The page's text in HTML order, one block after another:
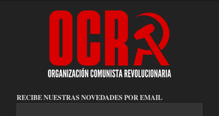
RECIBE NUESTRAS NOVEDADES POR EMAIL